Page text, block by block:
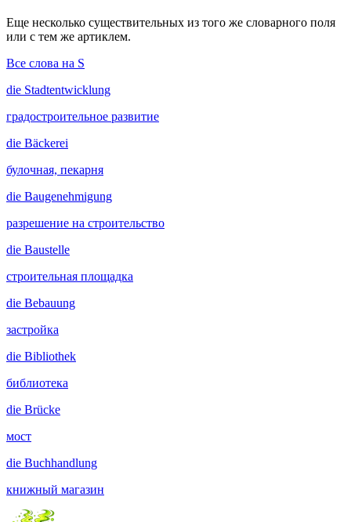
Еще несколько существительных из того же словарного поля
или с тем же артиклем.
Все слова на S
die Stadtentwicklung
градостроительное развитие
die Bäckerei
булочная, пекарня
die Baugenehmigung
разрешение на строительство
die Baustelle
строительная площадка
die Bebauung
застройка
die Bibliothek
библиотека
die Brücke
мост
die Buchhandlung
книжный магазин